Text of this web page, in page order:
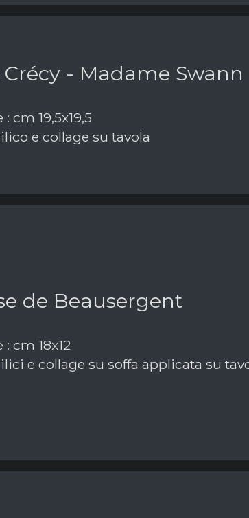
- Madame Swann
cm 19,5x19,5
e collage su tavola
de Beausergent
cm 18x12
e collage su soffa applicata su